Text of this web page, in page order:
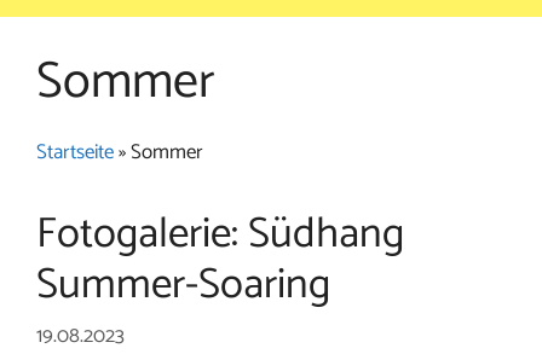
Sommer
Startseite»Sommer
Fotogalerie: Südhang
Summer-Soaring
19.08.2023